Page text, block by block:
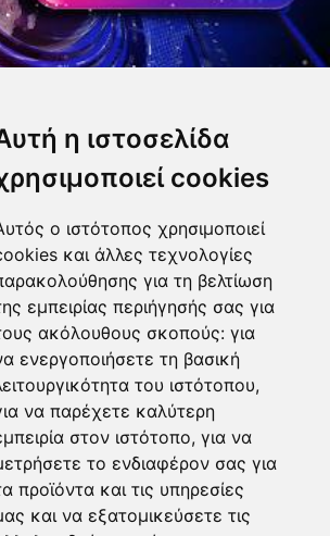
η ιστοσελίδα
cookies
ο ιστότοπος χρησιμοποιεί
και άλλες τεχνολογίες
για τη βελτίωση
εμπειρίας περιήγησής σας για
ακόλουθους σκοπούς: για
ενεργοποιήσετε τη βασική
του ιστότοπου,
να παρέχετε καλύτερη
στον ιστότοπο, για να
το ενδιαφέρον σας για
προϊόντα και τις υπηρεσίες
και να εξατομικεύσετε τις
07 08 2026
|SNG Services
| Όροι Χρήσης |Δήλωση
|
Περιεχόμενο
για τα Cookies
με τη σύσταση (ΕΕ)
334|Ταυτότητα
|WEB TV| LIVE